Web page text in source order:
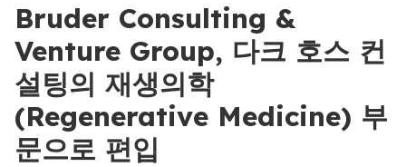
Bruder Consulting &
Venture Group, 다크 호스 컨
설팅의 재생의학
(Regenerative Medicine) 부
문으로 편입